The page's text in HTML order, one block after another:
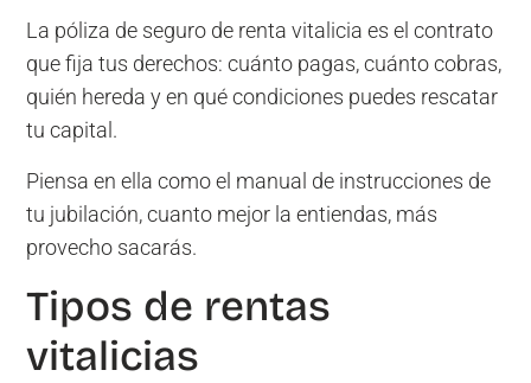
La póliza de seguro de renta vitalicia es el contrato
que fija tus derechos: cuánto pagas, cuánto cobras,
quién hereda y en qué condiciones puedes rescatar
tu capital.
Piensa en ella como el manual de instrucciones de
tu jubilación, cuanto mejor la entiendas, más
provecho sacarás.
Tipos de rentas
vitalicias